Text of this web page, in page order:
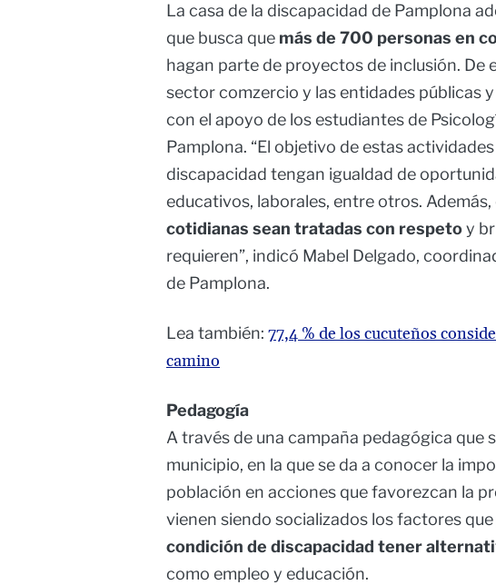
La casa de la discapacidad de Pamplona
que busca que más de 700 personas en
hagan parte de proyectos de inclusión. De
sector comzercio y las entidades públicas
con el apoyo de los estudiantes de
Pamplona. “El objetivo de estas
discapacidad tengan igualdad de
educativos, laborales, entre otros. Además,
cotidianas sean tratadas con respetoy
requieren”, indicó Mabel Delgado,
de Pamplona.
Lea también: 77,4 % de los cucuteños
camino
Pedagogía
A través de una campaña pedagógica que
municipio, en la que se da a conocer la
población en acciones que favorezcan la
vienen siendo socializados los factores que
condición de discapacidad tener
como empleo y educación.